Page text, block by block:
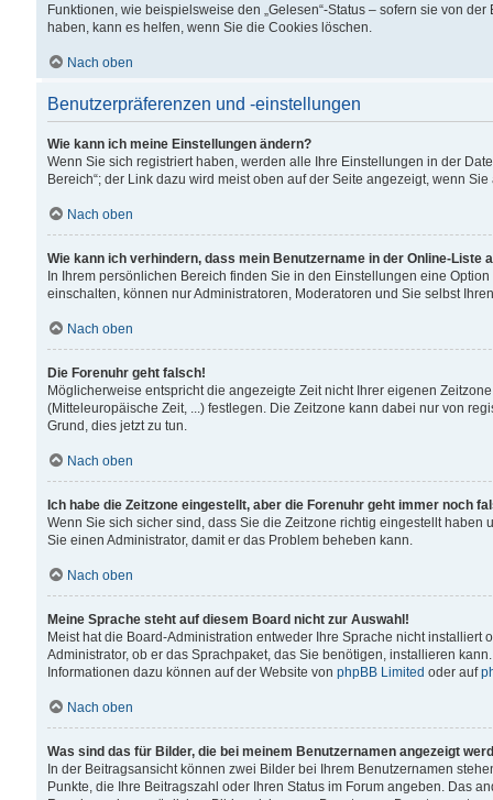
Funktionen, wie beispielsweise den „Gelesen“-Status – sofern sie von
haben, kann es helfen, wenn Sie die Cookies löschen.
Nach oben
Benutzerpräferenzen und -einstellungen
Wie kann ich meine Einstellungen ändern?
Wenn Sie sich registriert haben, werden alle Ihre Einstellungen in der
Bereich“; der Link dazu wird meist oben auf der Seite angezeigt, wenn
Nach oben
Wie kann ich verhindern, dass mein Benutzername in der Online-Liste
In Ihrem persönlichen Bereich finden Sie in den Einstellungen eine
einschalten, können nur Administratoren, Moderatoren und Sie selbst
Nach oben
Die Forenuhr geht falsch!
Möglicherweise entspricht die angezeigte Zeit nicht Ihrer eigenen
(Mitteleuropäische Zeit, ...) festlegen. Die Zeitzone kann dabei nur von
Grund, dies jetzt zu tun.
Nach oben
Ich habe die Zeitzone eingestellt, aber die Forenuhr geht immer noch
Wenn Sie sich sicher sind, dass Sie die Zeitzone richtig eingestellt
Sie einen Administrator, damit er das Problem beheben kann.
Nach oben
Meine Sprache steht auf diesem Board nicht zur Auswahl!
Meist hat die Board-Administration entweder Ihre Sprache nicht
Administrator, ob er das Sprachpaket, das Sie benötigen, installieren
Informationen dazu können auf der Website von phpBB Limited oder auf
Nach oben
Was sind das für Bilder, die bei meinem Benutzernamen angezeigt
In der Beitragsansicht können zwei Bilder bei Ihrem Benutzernamen
Punkte, die Ihre Beitragszahl oder Ihren Status im Forum angeben. Das